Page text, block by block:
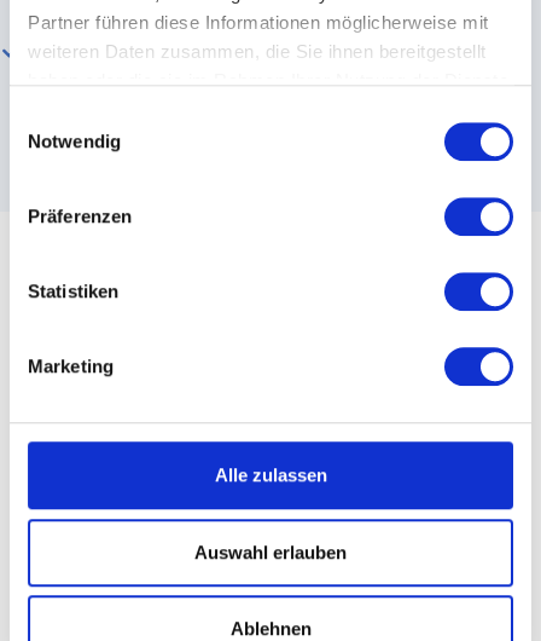
Partner führen diese Informationen möglicherweise mit
weiteren Daten zusammen, die Sie ihnen bereitgestellt
Notwendig
Präferenzen
Statistiken
Marketing
Alle zulassen
Auswahl erlauben
Ablehnen
Nachhaltiger Effekt— Einmal optimierte Seiten
Schritten zu optimierten Seiten.
Technischer Crawl
Umfassende technische Analyse Ihrer Website mit